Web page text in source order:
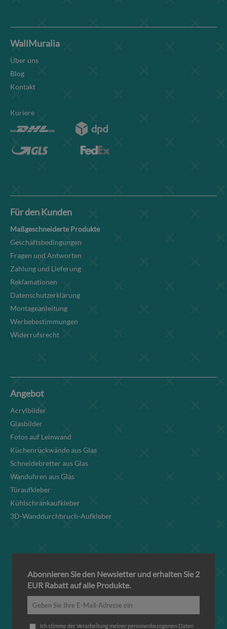
WallMuralia
Über uns
Blog
Kontakt
Kuriere
Für den Kunden
Maßgeschneiderte Produkte
Geschäftsbedingungen
Fragen und Antworten
Zahlung und Lieferung
Reklamationen
Datenschutzerklärung
Montageanleitung
Werbebestimmungen
Widerrufsrecht
Angebot
Acrylbilder
Glasbilder
Fotos auf Leinwand
Küchenrückwände aus Glas
Schneidebretter aus Glas
Wanduhren aus Glas
Türaufkleber
Kühlschrankaufkleber
3D-Wanddurchbruch-Aufkleber
Abonnieren Sie den Newsletter und erhalten Sie 2
EUR Rabatt auf alle Produkte.
Ich stimme der Verarbeitung meiner personenbezogenen Daten